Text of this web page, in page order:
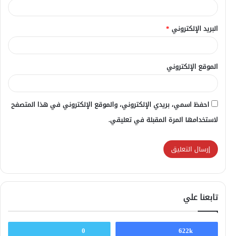
البريد الإلكتروني *
الموقع الإلكتروني
احفظ اسمي، بريدي الإلكتروني، والموقع الإلكتروني في هذا المتصفح
لاستخدامها المرة المقبلة في تعليقي.
تابعنا علي
622k
0